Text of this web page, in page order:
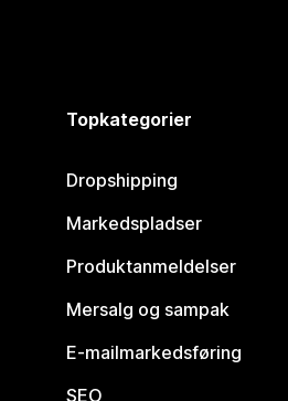
Topkategorier
Dropshipping
Markedspladser
Produktanmeldelser
Mersalg og sampak
E-mailmarkedsføring
SEO